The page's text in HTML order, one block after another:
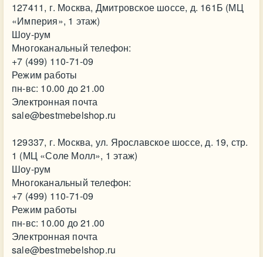
127411, г. Москва, Дмитровское шоссе, д. 161Б (МЦ
«Империя», 1 этаж)
Шоу-рум
Многоканальный телефон:
+7 (499) 110-71-09
Режим работы
пн-вс: 10.00 до 21.00
Электронная почта
sale@bestmebelshop.ru
129337, г. Москва, ул. Ярославское шоссе, д. 19, стр.
1 (МЦ «Соле Молл», 1 этаж)
Шоу-рум
Многоканальный телефон:
+7 (499) 110-71-09
Режим работы
пн-вс: 10.00 до 21.00
Электронная почта
sale@bestmebelshop.ru